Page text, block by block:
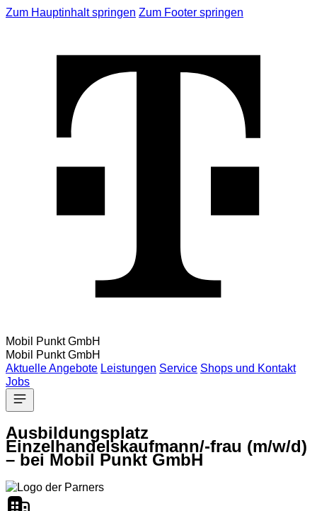
Zum Hauptinhalt springen Zum Footer springen
Mobil Punkt GmbH
Mobil Punkt GmbH
Aktuelle Angebote Leistungen Service Shops und Kontakt
Jobs
Ausbildungsplatz
Einzelhandelskaufmann/-frau (m/w/d)
– bei Mobil Punkt GmbH